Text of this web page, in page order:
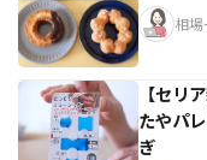
相
【セリ
たやパ
ぎ